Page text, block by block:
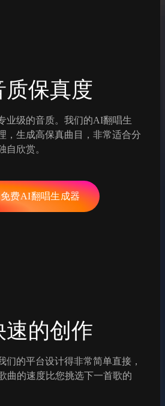
保真度
业级的音质。我们的AI翻唱生
，生成高保真曲目，非常适合分
自欣赏。
费AI翻唱生成器
速的创作
们的平台设计得非常简单直接，
曲的速度比您挑选下一首歌的